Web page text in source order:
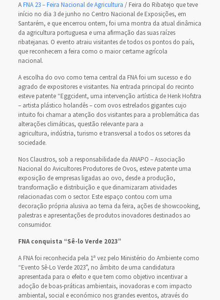
AFNA 23 – Feira Nacional de Agricultura / Feira do Ribatejo que teve
início no dia 3 de junho no Centro Nacional de Exposições, em
Santarém, e que encerrou ontem, foi uma montra da atual dinâmica
da agricultura portuguesa e uma afirmação das suas raízes
ribatejanas. O evento atraiu visitantes de todos os pontos do país,
que reconhecem a feira como o maior certame agrícola
nacional.
A escolha do ovo como tema central da FNA foi um sucesso e do
agrado de expositores e visitantes. Na entrada principal do recinto
esteve patente “Eggcident, uma intervenção artística de Henk Hofstra
– artista plástico holandês – com ovos estrelados gigantes cujo
intuito foi chamar a atenção dos visitantes para a problemática das
alterações climáticas, questão relevante para a
agricultura, indústria, turismo e transversal a todos os setores da
sociedade.
Nos Claustros, sob a responsabilidade da ANAPO – Associação
Nacional do Avicultores Produtores de Ovos, esteve patente uma
exposição de empresas ligadas ao ovo, desde a produção,
transformação e distribuição e que dinamizaram atividades
relacionadas com o sector. Este espaço contou com uma
decoração própria alusiva ao tema da feira, ações de showcooking,
palestras e apresentações de produtos inovadores destinados ao
consumidor.
FNA conquista “Sê-lo Verde 2023”
A FNA foi reconhecida pela 1ª vez pelo Ministério do Ambiente como
“Evento Sê-Lo Verde 2023”, no âmbito de uma candidatura
apresentada para o efeito e que tem como objetivo incentivar a
adoção de boas-práticas ambientais, inovadoras e com impacto
ambiental, social e económico nos grandes eventos, através do